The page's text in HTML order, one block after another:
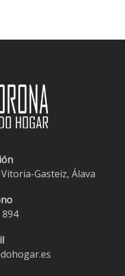
hasta
Gasteiz, Álava
894